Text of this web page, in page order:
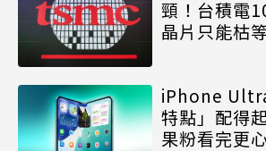
頸！台積電
晶片只能枯等
iPhone
特點」配得
果粉看完更